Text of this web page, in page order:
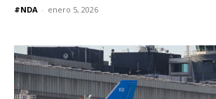
#NDA - enero 5, 2026